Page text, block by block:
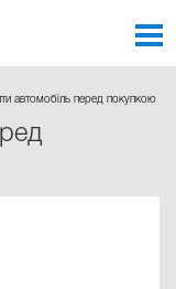
автомобіль перед покупкою